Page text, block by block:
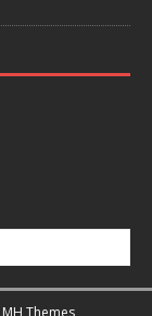
MH Themes